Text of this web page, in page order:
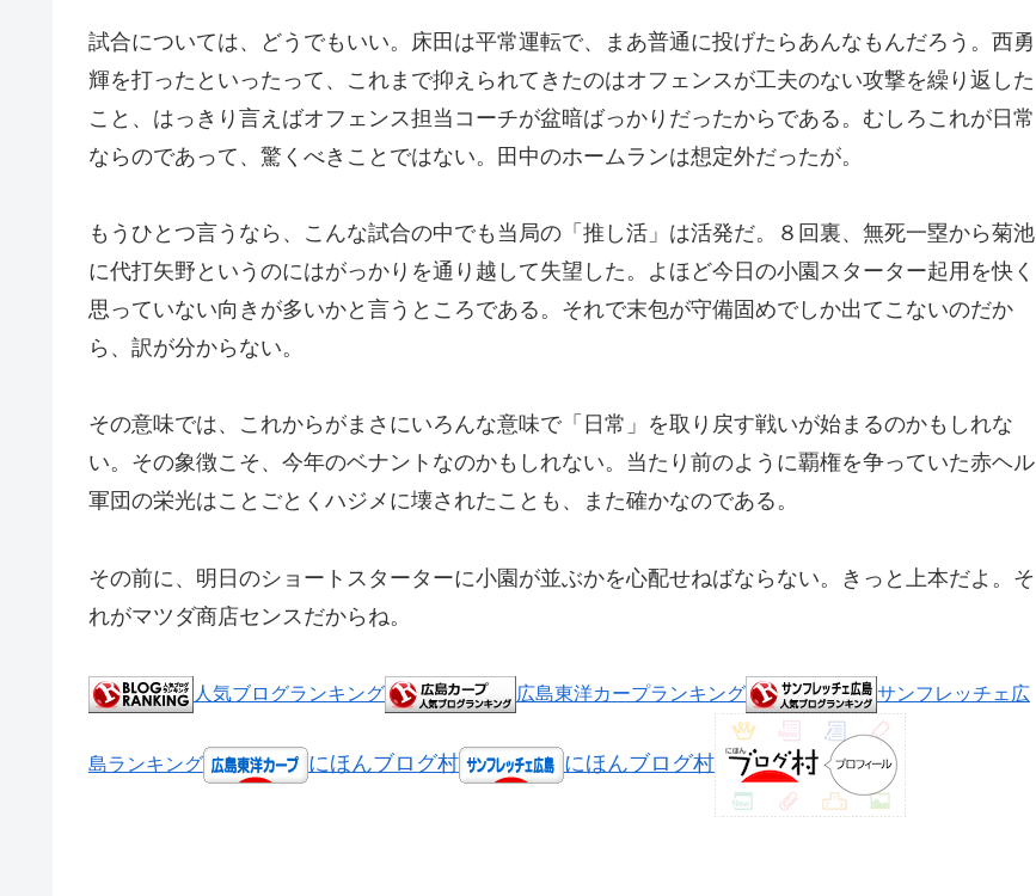
試合については、どうでもいい。床田は平常運転で、まあ普通に投げたらあんなもんだろう。西勇
輝を打ったといったって、これまで抑えられてきたのはオフェンスが工夫のない攻撃を繰り返した
こと、はっきり言えばオフェンス担当コーチが盆暗ばっかりだったからである。むしろこれが日常
ならのであって、驚くべきことではない。田中のホームランは想定外だったが。
もうひとつ言うなら、こんな試合の中でも当局の「推し活」は活発だ。８回裏、無死一塁から菊池
に代打矢野というのにはがっかりを通り越して失望した。よほど今日の小園スターター起用を快く
思っていない向きが多いかと言うところである。それで末包が守備固めでしか出てこないのだか
ら、訳が分からない。
その意味では、これからがまさにいろんな意味で「日常」を取り戻す戦いが始まるのかもしれな
い。その象徴こそ、今年のベナントなのかもしれない。当たり前のように覇権を争っていた赤ヘル
軍団の栄光はことごとくハジメに壊されたことも、また確かなのである。
その前に、明日のショートスターターに小園が並ぶかを心配せねばならない。きっと上本だよ。そ
れがマツダ商店センスだからね。
人気ブログランキング 広島東洋カープランキング サンフレッチェ広
島ランキング にほんブログ村 にほんブログ村